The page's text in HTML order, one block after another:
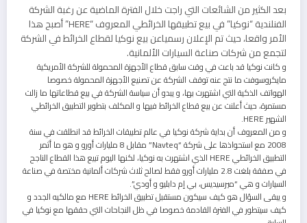
بعد الكثير من الشائعات التي راجت خلال الفترة الماضية عن رغبة الشركة
الفنلندية “نوكيا” في بيع تطبيقها الخرائطي المعروف “HERE” أصبح هذا
الأمر واقعا، حيث تم الإعلان رسمياعن بيع نوكيا لقطاع الخرائط في الشركة
لتجمع من شركات صناعة السيارات الألمانية.
و كانت نوكيا قد باعت في وقت سابق قطاع الأجهزة المحمولة للشركة الأمريكية
مايكروسوفت ما نتج عنه توقف الشركة عن تصنيع الأجهزة المحمولة خصوصا
الهواتف الذكية التي اشتهرت بها، و يبدو أن سياسة الشركة في بيع قطاعاتها ما زالت
مستمرة، حيث أعلنت عن بيع قطاع الخرائط فيها و المكلف بتطوير التطبيق الخرائطي
الشهير HERE.
و من المعروف أن بداية شركة نوكيا في عالم تطبيقات الخرائط قد انطلقت في سنة
2008 مع استحواذها على شركة “Navteq” مقابل 8 مليارات أورو و هو ما أثمر
التطبيق الخرائطي HERE الذي اشتهرت به نوكيا، لكنها اليوم تبيع هذا القطاع الناجح
في صفقة بلغت 2.8 مليارات أورو فقط لصالح ثلاث شركات ألمانية مختصة في صناعة
السيارات و هي “ميرسيديس، بي إم دابليو و أودي”.
و يبقى السؤال هو كيف سيكون مستقبل تطبيق الخرائط HERE مع مالكيه الجدد و
كيف سيتطور في الفترة القادمة خصوصا في ظل النجاحات التي حققها مع نوكيا في